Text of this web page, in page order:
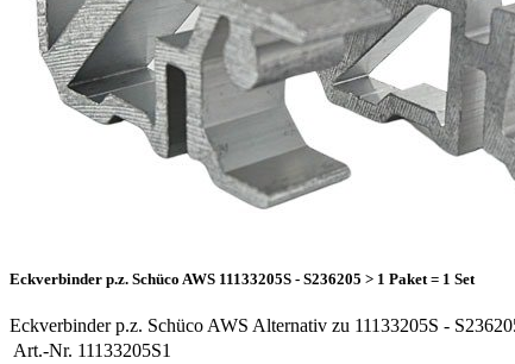
Eckverbinder p.z. Schüco AWS 11133205S - S236205 > 1 Paket = 1 Set
Eckverbinder p.z. Schüco AWS Alternativ zu 11133205S -
Art.-Nr. 11133205S1